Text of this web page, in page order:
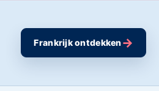
Frankrijk ontdekken→